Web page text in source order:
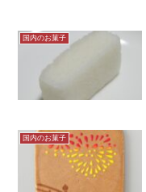
国内のお菓子
国内のお菓子